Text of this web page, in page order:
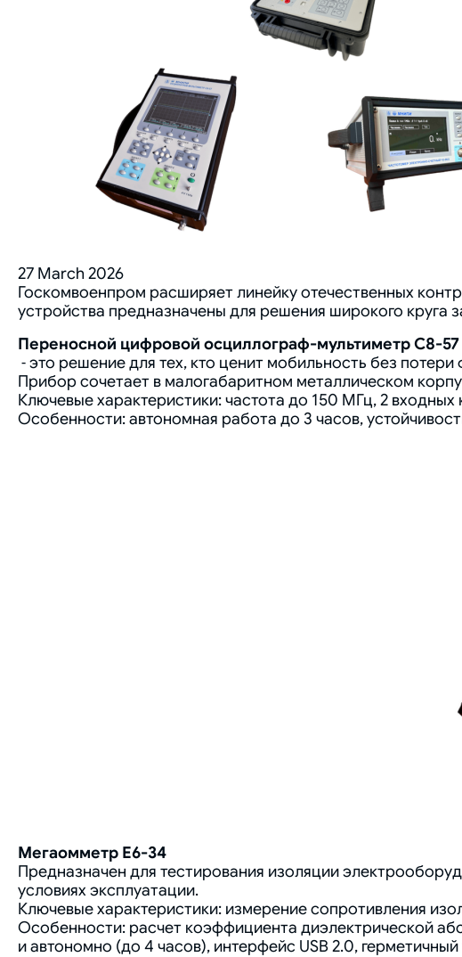
27 March 2026
Госкомвоенпром расширяет линейку отечественных
устройства предназначены для решения широкого круга
Переносной цифровой осциллограф-мультиметр С8-57
˗ это решение для тех, кто ценит мобильность без
Прибор сочетает в малогабаритном металлическом
Ключевые характеристики: частота до 150 МГц, 2
Особенности: автономная работа до 3 часов,
Мегаомметр Е6-34
Предназначен для тестирования изоляции
условиях эксплуатации.
Ключевые характеристики: измерение сопротивления
Особенности: расчет коэффициента диэлектрической
и автономно (до 4 часов), интерфейс USB 2.0,